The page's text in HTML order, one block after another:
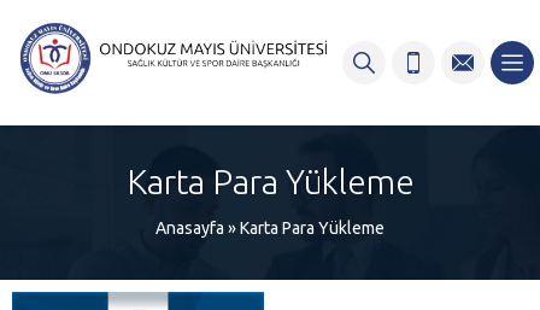
Karta Para Yükleme
Anasayfa »Karta Para Yükleme